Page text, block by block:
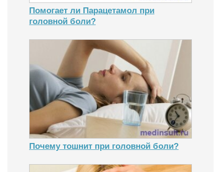
Помогает ли Парацетамол при
головной боли?
Почему тошнит при головной боли?